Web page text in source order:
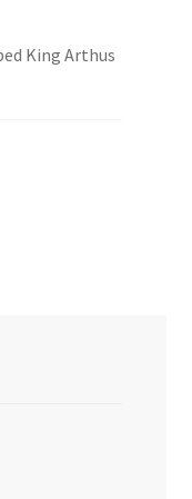
King Arthus